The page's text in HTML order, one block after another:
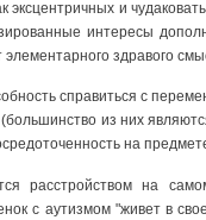
эксцентричных и
интересы
здравого
справиться с
из них
на
расстройством на
с аутизмом "живет в